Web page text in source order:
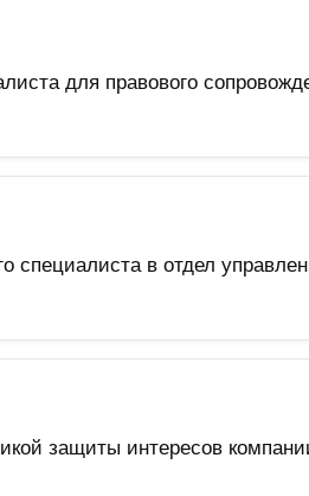
для правового
в отдел
защиты интересов